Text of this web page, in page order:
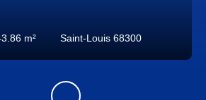
m² Saint-Louis 68300